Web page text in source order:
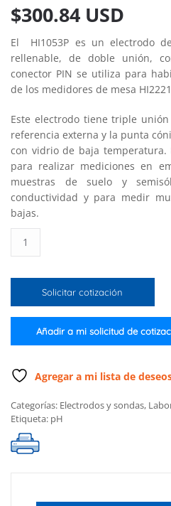
$300.84 USD
El HI1053P es un electrodo
rellenable, de doble unión,
conector PIN se utiliza para
de los medidores de mesa
Este electrodo tiene triple
referencia externa y la punta
con vidrio de baja
para realizar mediciones en
muestras de suelo y
conductividad y para medir
bajas.
con
conector
+
cantidad
Solicitar cotización
Añadir a mi solicitud de
Agregar a mi lista de
Categorías: Electrodos y sondas,
Etiqueta: pH